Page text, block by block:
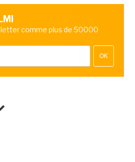
comme plus de 50000
OK